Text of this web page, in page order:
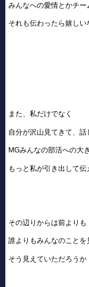
みんなへの愛情とかチー
それも伝わったら嬉しい
また、私だけでなく
自分が沢山見てきて、
MGみんなの部活への大
もっと私が引き出して
その辺りからは前よりも
誰よりもみんなのことを
そう見えていただろうか